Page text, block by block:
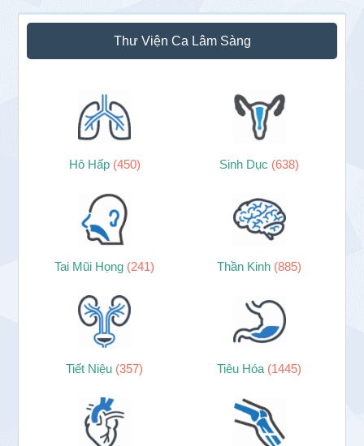
Thư Viện Ca Lâm Sàng
Hô Hấp (450) Sinh Dục (638)
Tai Mũi Họng (241) Thần Kinh (885)
Tiết Niệu (357) Tiêu Hóa (1445)